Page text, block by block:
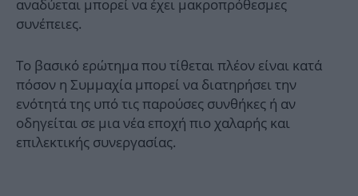
αναδύεται μπορεί να έχει μακροπρόθεσμες
συνέπειες.
Το βασικό ερώτημα που τίθεται πλέον είναι κατά
πόσον η Συμμαχία μπορεί να διατηρήσει την
ενότητά της υπό τις παρούσες συνθήκες ή αν
οδηγείται σε μια νέα εποχή πιο χαλαρής και
επιλεκτικής συνεργασίας.